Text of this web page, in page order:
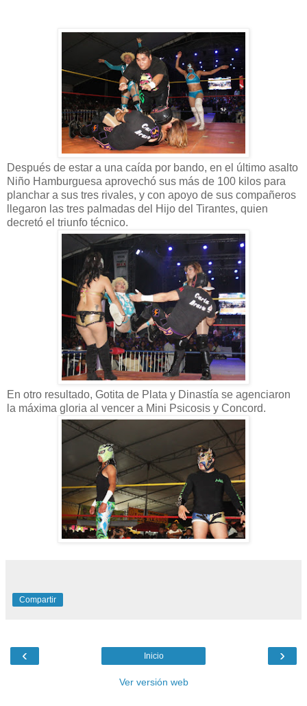
Después de estar a una caída por bando, en el último asalto
Niño Hamburguesa aprovechó sus más de 100 kilos para
planchar a sus tres rivales, y con apoyo de sus compañeros
llegaron las tres palmadas del Hijo del Tirantes, quien
decretó el triunfo técnico.
En otro resultado, Gotita de Plata y Dinastía se agenciaron
la máxima gloria al vencer a Mini Psicosis y Concord.
Compartir
‹ ›
Inicio
Ver versión web